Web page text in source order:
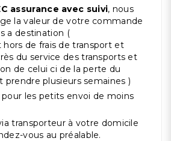
assurance avec suivi, nous
la valeur de votre commande
a destination (
de frais de transport et
du service des transports et
de celui ci de la perte du
prendre plusieurs semaines )
les petits envoi de moins
transporteur à votre domicile
vous au préalable.